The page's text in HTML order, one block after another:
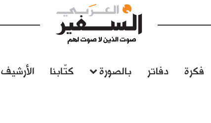
فكرة دفاتر بالصورة كتّابنا الأرشيف